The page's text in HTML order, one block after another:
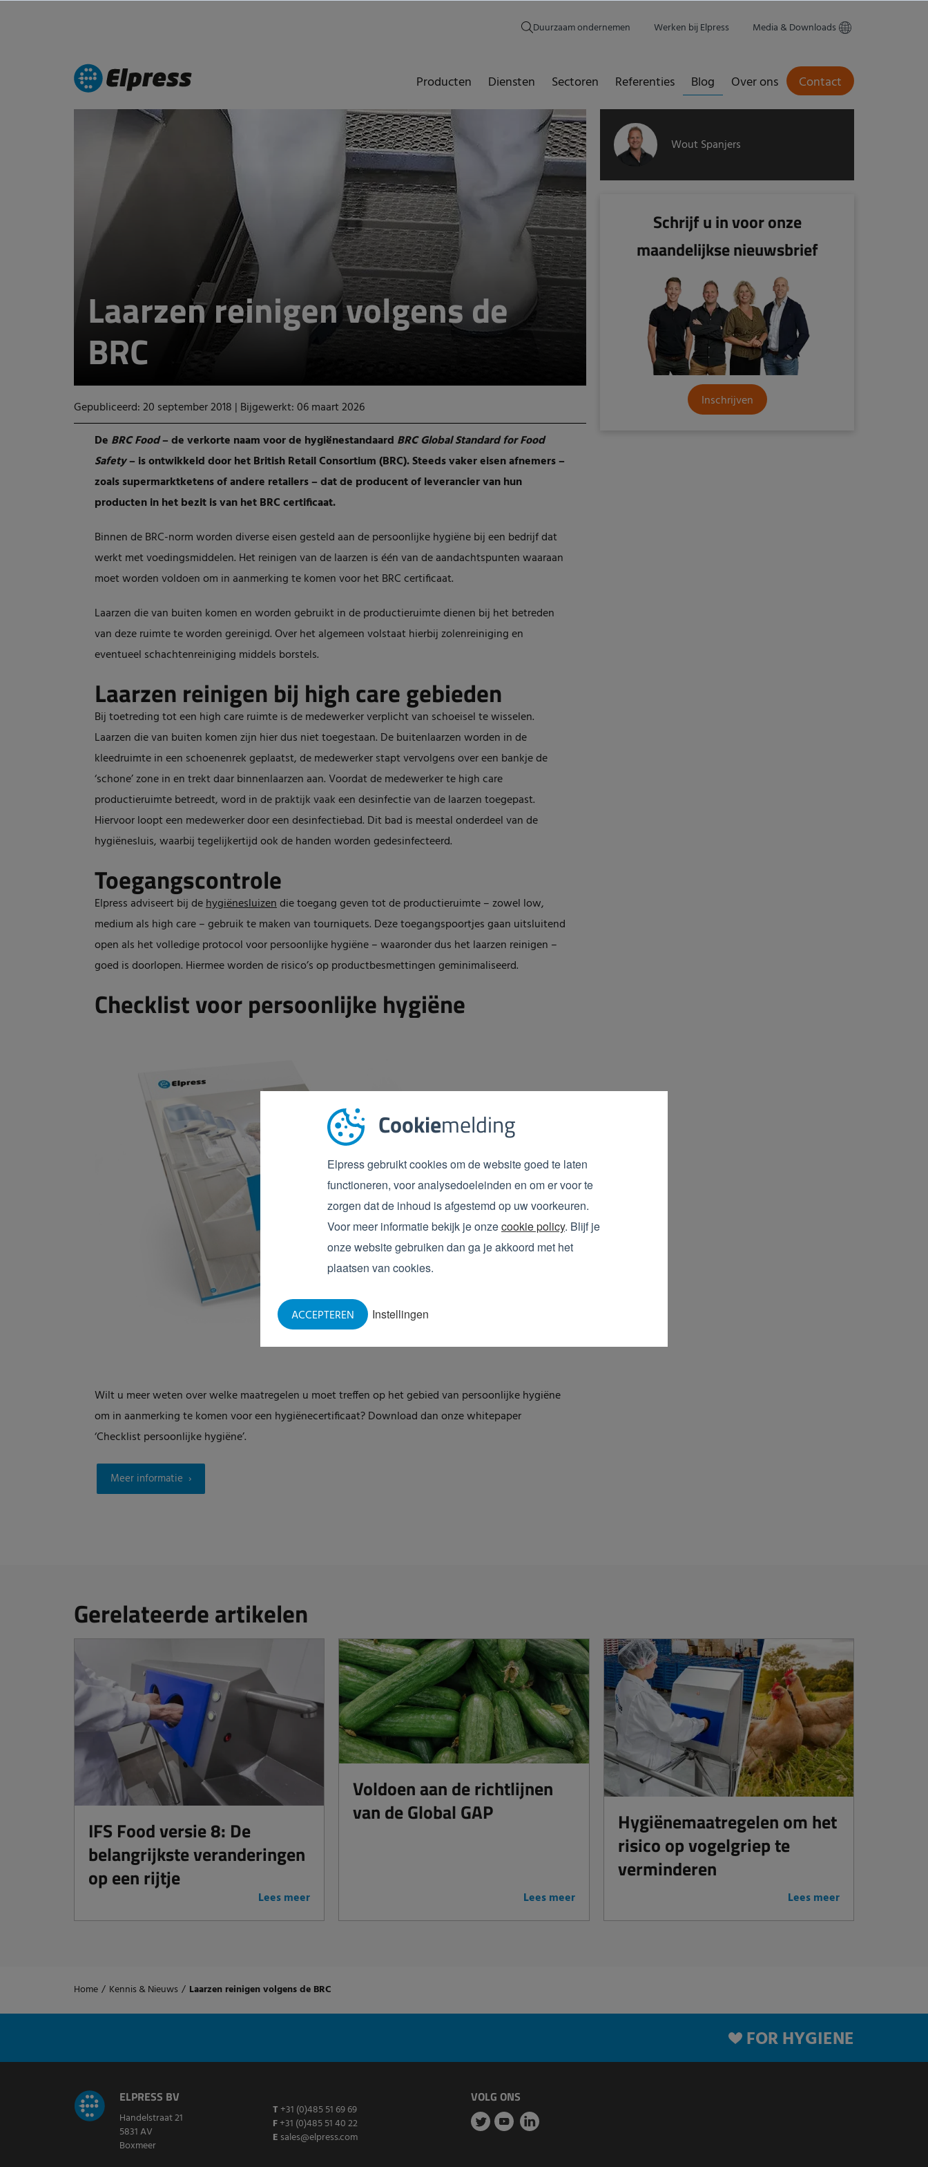
Cookiemelding
Elpress gebruikt cookies om de website goed te laten
functioneren, voor analysedoeleinden en om er voor te
zorgen dat de inhoud is afgestemd op uw voorkeuren.
Voor meer informatie bekijk je onzecookie policy. Blijf je
onze website gebruiken dan ga je akkoord met het
plaatsen van cookies.
Instellingen
ACCEPTEREN
Duurzaam ondernemen Werken bij Elpress Media & Downloads
Producten Diensten Sectoren Referenties Blog Over ons Contact
Laarzen reinigen volgens de
BRC
Gepubliceerd: 20 september 2018 | Bijgewerkt: 06 maart 2026
De BRC Food– de verkorte naam voor de hygiënestandaard BRC Global Standard for Food
Safety– is ontwikkeld door het British Retail Consortium (BRC). Steeds vaker eisen afnemers –
zoals supermarktketens of andere retailers – dat de producent of leverancier van hun
producten in het bezit is van het BRC certificaat.
Binnen de BRC-norm worden diverse eisen gesteld aan de persoonlijke hygiëne bij een bedrijf dat
werkt met voedingsmiddelen. Het reinigen van de laarzen is één van de aandachtspunten waaraan
moet worden voldoen om in aanmerking te komen voor het BRC certificaat.
Laarzen die van buiten komen en worden gebruikt in de productieruimte dienen bij het betreden
van deze ruimte te worden gereinigd. Over het algemeen volstaat hierbij zolenreiniging en
eventueel schachtenreiniging middels borstels.
Laarzen reinigen bij high care gebieden
Bij toetreding tot een high care ruimte is de medewerker verplicht van schoeisel te wisselen.
Laarzen die van buiten komen zijn hier dus niet toegestaan. De buitenlaarzen worden in de
kleedruimte in een schoenenrek geplaatst, de medewerker stapt vervolgens over een bankje de
‘schone’ zone in en trekt daar binnenlaarzen aan. Voordat de medewerker te high care
productieruimte betreedt, word in de praktijk vaak een desinfectie van de laarzen toegepast.
Hiervoor loopt een medewerker door een desinfectiebad. Dit bad is meestal onderdeel van de
hygiënesluis, waarbij tegelijkertijd ook de handen worden gedesinfecteerd.
Toegangscontrole
Elpress adviseert bij dehygiënesluizendie toegang geven tot de productieruimte – zowel low,
medium als high care – gebruik te maken van tourniquets. Deze toegangspoortjes gaan uitsluitend
open als het volledige protocol voor persoonlijke hygiëne – waaronder dus het laarzen reinigen –
goed is doorlopen. Hiermee worden de risico’s op productbesmettingen geminimaliseerd.
Checklist voor persoonlijke hygiëne
Wilt u meer weten over welke maatregelen u moet treffen op het gebied van persoonlijke hygiëne
om in aanmerking te komen voor een hygiënecertificaat? Download dan onze whitepaper
‘Checklist persoonlijke hygiëne’.
Meer informatie
Wout Spanjers
Schrijf u in voor onze
maandelijkse nieuwsbrief
Inschrijven
Gerelateerde artikelen
IFS Food versie 8: De
belangrijkste veranderingen
op een rijtje
Lees meer
Voldoen aan de richtlijnen
van de Global GAP
Lees meer
Hygiënemaatregelen om het
risico op vogelgriep te
verminderen
Lees meer
Home / Kennis & Nieuws / Laarzen reinigen volgens de BRC
FOR HYGIENE
ELPRESS BV
Handelstraat 21
5831 AV
Boxmeer
T +31 (0)485 51 69 69
F+31 (0)485 51 40 22
E sales@elpress.com
VOLG ONS